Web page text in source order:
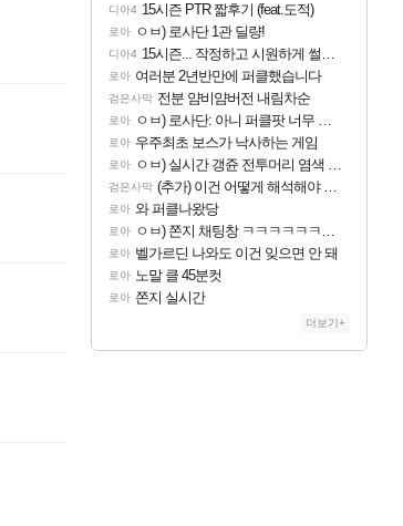
디아4 15시즌 PTR 짧후기 (feat.도적)
로아 ㅇㅂ) 로사단 1관 딜량!
디아4 15시즌... 작정하고 시원하게 썰어보라고 만든시즌인 듯
로아 여러분 2년반만에 퍼클했습니다
검은사막 전분 얌비얌버전 내림차순
로아 ㅇㅂ) 로사단: 아니 퍼클팟 너무 심하네 예의가 없어(?)
로아 우주최초 보스가 낙사하는 게임
로아 ㅇㅂ) 실시간 갱쥰 전투머리 염색 ㅋㅋㅋㅋㅋㅋㅋㅋㅋㅋㅋㅋㅋ
검은사막 (추가) 이건 어떻게 해석해야 되나
로아 와 퍼클나왔당
로아 ㅇㅂ) 쫀지 채팅창 ㅋㅋㅋㅋㅋㅋㅋㅋㅋㅋㅋ
로아 벨가르딘 나와도 이건 잊으면 안 돼
로아 노말 클 45분컷
로아 쫀지 실시간
더보기+